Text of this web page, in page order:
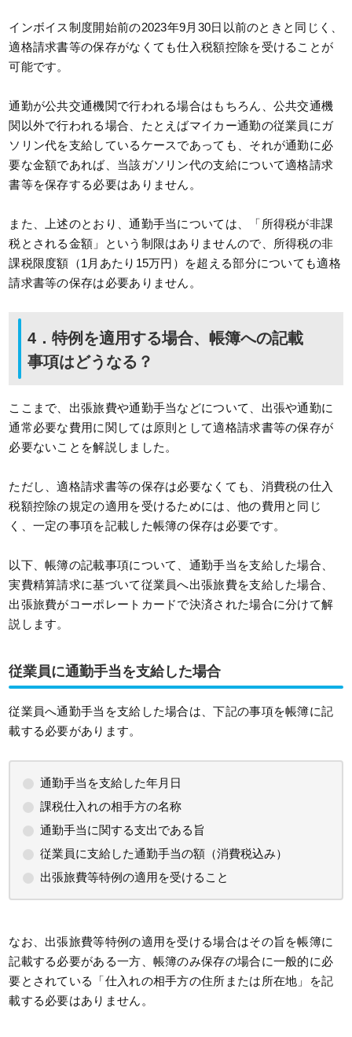
インボイス制度開始前の2023年9月30日以前のときと同じく、
適格請求書等の保存がなくても仕入税額控除を受けることが
可能です。
通勤が公共交通機関で行われる場合はもちろん、公共交通機
関以外で行われる場合、たとえばマイカー通勤の従業員にガ
ソリン代を支給しているケースであっても、それが通勤に必
要な金額であれば、当該ガソリン代の支給について適格請求
書等を保存する必要はありません。
また、上述のとおり、通勤手当については、「所得税が非課
税とされる金額」という制限はありませんので、所得税の非
課税限度額（1月あたり15万円）を超える部分についても適格
請求書等の保存は必要ありません。
4．特例を適用する場合、帳簿への記載
事項はどうなる？
ここまで、出張旅費や通勤手当などについて、出張や通勤に
通常必要な費用に関しては原則として適格請求書等の保存が
必要ないことを解説しました。
ただし、適格請求書等の保存は必要なくても、消費税の仕入
税額控除の規定の適用を受けるためには、他の費用と同じ
く、一定の事項を記載した帳簿の保存は必要です。
以下、帳簿の記載事項について、通勤手当を支給した場合、
実費精算請求に基づいて従業員へ出張旅費を支給した場合、
出張旅費がコーポレートカードで決済された場合に分けて解
説します。
従業員に通勤手当を支給した場合
従業員へ通勤手当を支給した場合は、下記の事項を帳簿に記
載する必要があります。
通勤手当を支給した年月日
課税仕入れの相手方の名称
通勤手当に関する支出である旨
従業員に支給した通勤手当の額（消費税込み）
出張旅費等特例の適用を受けること
なお、出張旅費等特例の適用を受ける場合はその旨を帳簿に
記載する必要がある一方、帳簿のみ保存の場合に一般的に必
要とされている「仕入れの相手方の住所または所在地」を記
載する必要はありません。